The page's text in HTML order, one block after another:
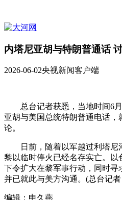
内塔尼亚胡与特朗普通话
2026-06-02央视新闻客户端
总台记者获悉，当地时间6月
亚胡与美国总统特朗普通电话
论。
日前，随着以军越过利塔尼
黎以临时停火已经名存实亡。以
下令扩大在黎军事行动，同时寻
并已就此与美方沟通。(总台记
编辑：申久燕